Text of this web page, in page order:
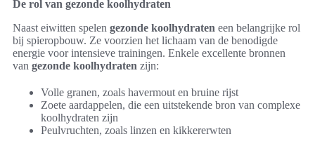
De rol van gezonde koolhydraten
Naast eiwitten spelen gezonde koolhydraten een belangrijke rol
bij spieropbouw. Ze voorzien het lichaam van de benodigde
energie voor intensieve trainingen. Enkele excellente bronnen
van gezonde koolhydraten zijn:
Volle granen, zoals havermout en bruine rijst
Zoete aardappelen, die een uitstekende bron van complexe
koolhydraten zijn
Peulvruchten, zoals linzen en kikkererwten